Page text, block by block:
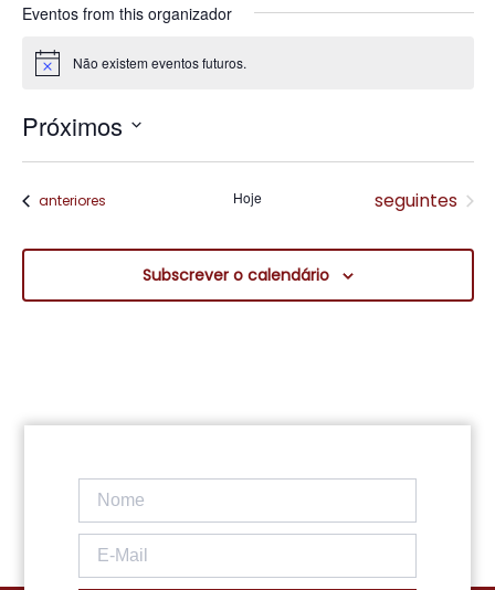
Eventos from this organizador
Aviso Não existem eventos futuros.
Próximos
a
Eventos
anteriores Hoje Eventos
seguintes
Subscrever o calendário